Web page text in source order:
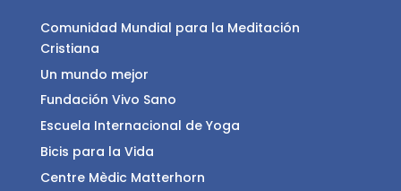
Comunidad Mundial para la Meditación
Cristiana
Un mundo mejor
Fundación Vivo Sano
Escuela Internacional de Yoga
Bicis para la Vida
Centre Mèdic Matterhorn